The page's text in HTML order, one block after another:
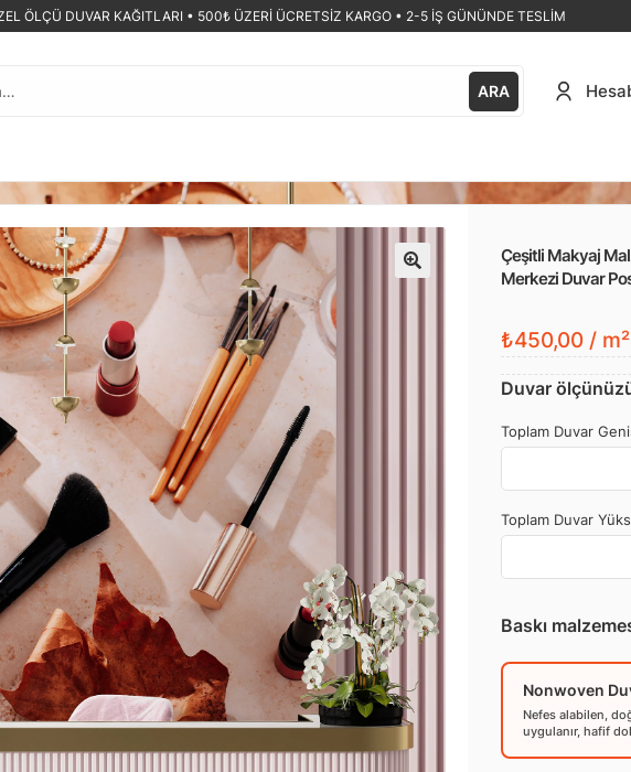
ÖLÇÜ DUVAR KAĞITLARI • 500₺ ÜZERİ ÜCRETSİZ KARGO • 2-5 İŞ GÜNÜNDE TESLİM
ARA
Çeşitli Makyaj
Merkezi Duvar
₺450,00 / m²
Duvar
Toplam Duvar
Toplam Duvar
Baskı
Nonwoven
Nefes alabilen,
uygulanır, hafif